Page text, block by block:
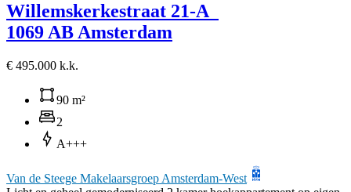
Willemskerkestraat 21-A
1069 AB Amsterdam
€ 495.000 k.k.
90 m²
2
A+++
Van de Steege Makelaarsgroep Amsterdam-West